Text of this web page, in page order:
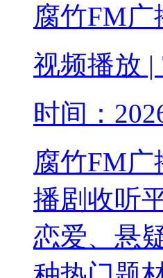
腐竹FM广
视频播放 |
时间：
腐竹FM
播剧收听
恋爱、悬